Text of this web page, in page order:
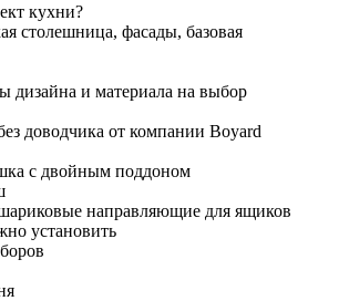
кухни?
столешница, фасады, базовая
дизайна и материала на выбор
доводчика от компании Boyard
с двойным поддоном
направляющие для ящиков
установить